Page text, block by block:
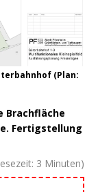
(Plan:
Brachfläche
Fertigstellung
3 Minuten)